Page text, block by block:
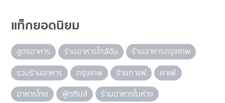
แท็กยอดนิยม
สูตรอาหาร ร้านอาหารใกล้ฉัน
ร้านอาหารกรุงเทพ
รวมร้านอาหาร
กรุงเทพ ร้านกาแฟ
คาเฟ่
อาหารไทย
ฟู้ดทิปส์ ร้านอาหารในห้าง